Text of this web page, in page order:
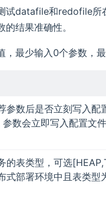
试datafile和redofile所
结果准确性。
最少输入0个参数，最
参数后是否立刻写入配
参数会立即写入配置文
的表类型，可选
式部署环境中且表类